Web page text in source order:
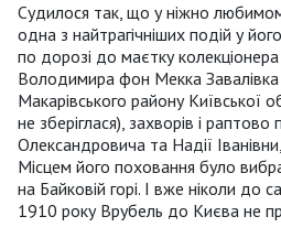
Судилося так, що у ніжно
одна з найтрагічніших подій у
по дорозі до маєтку
Володимира фон Мекка Завалівка
Макарівського району Київської
не зберіглася), захворів і
Олександровича та Надії
Місцем його поховання було
на Байковій горі. І вже ніколи до
1910 року Врубель до Києва не